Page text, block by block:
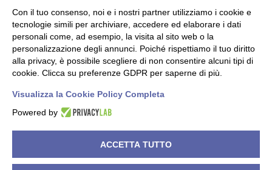
Forma giuridica e qualificazione ai sensi del codice del Terzo
settore Cooperativa Sociale di tipo A.
N° Iscrizione Albo Delle Cooperative A119858
Iscrizione RUNTS 4050 del 21/03/2022
Cooperativa Sociale NISIDA. All rights reserved.
Con il tuo consenso, noi e i nostri partner utilizziamo i cookie e
tecnologie simili per archiviare, accedere ed elaborare i dati
personali come, ad esempio, la visita al sito web o la
personalizzazione degli annunci. Poiché rispettiamo il tuo diritto
alla privacy, è possibile scegliere di non consentire alcuni tipi di
cookie. Clicca su preferenze GDPR per saperne di più.
Visualizza la Cookie Policy Completa
Powered by
ACCETTA TUTTO